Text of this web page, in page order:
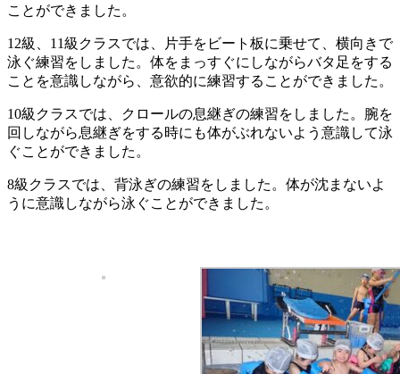
ことができました。
12級、11級クラスでは、片手をビート板に乗せて、横向きで
泳ぐ練習をしました。体をまっすぐにしながらバタ足をする
ことを意識しながら、意欲的に練習することができました。
10級クラスでは、クロールの息継ぎの練習をしました。腕を
回しながら息継ぎをする時にも体がぶれないよう意識して泳
ぐことができました。
8級クラスでは、背泳ぎの練習をしました。体が沈まないよ
うに意識しながら泳ぐことができました。